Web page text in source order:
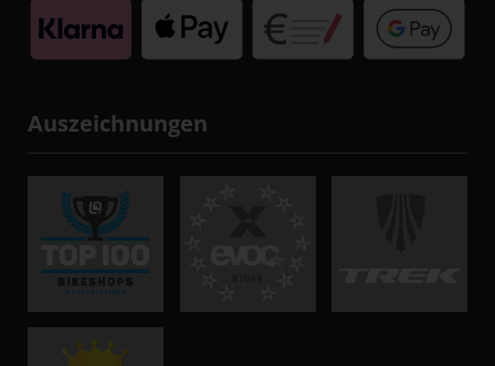
Auszeichnungen